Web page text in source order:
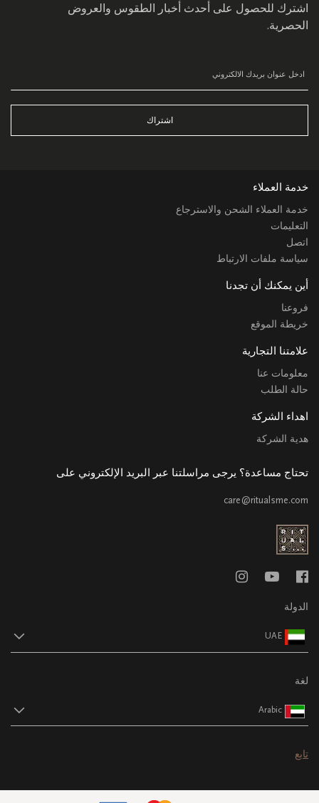
اشترك للحصول على أحدث أخبار الطقوس والعروض
الحصرية.
اشتراك
خدمة العملاء
خدمة العملاء الشحن والاسترجاع
التعليمات
اتصل
سياسة ملفات الارتباط
أين يمكنك أن تجدنا
فروعنا
خريطة الموقع
علامتنا التجارية
معلومات عنا
حالة الطلب
اهداء الشركة
هدية الشركة
تحتاج مساعدة؟ يرجى مراسلتنا عبر البريد الإلكتروني على
care@ritualsme.com
الدولة
UAE
لغة
Arabic
تابع